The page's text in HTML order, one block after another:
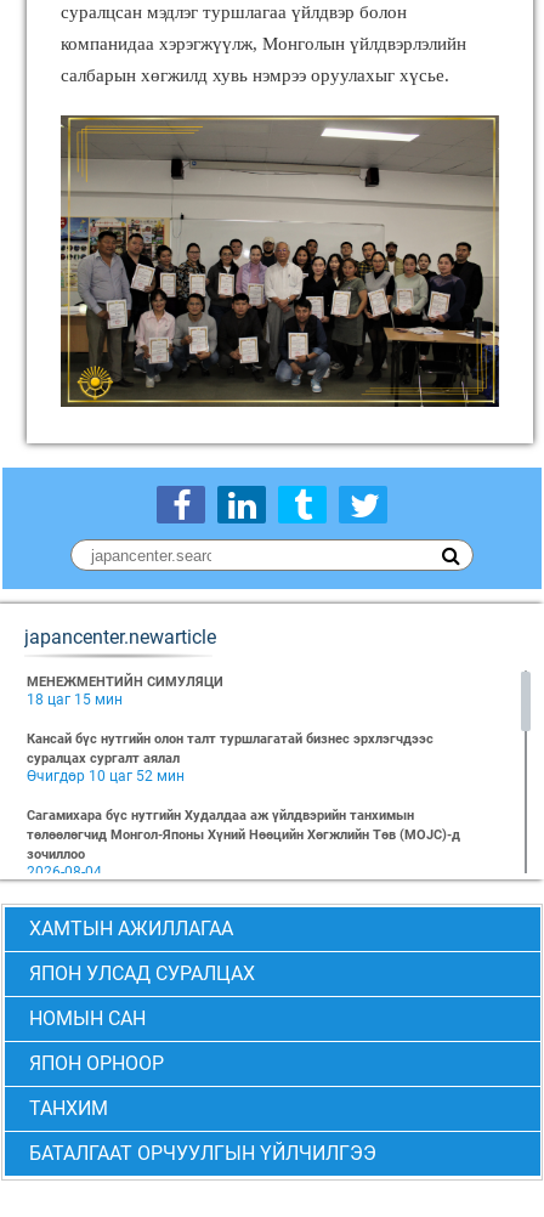
суралцсан мэдлэг туршлагаа үйлдвэр болон
компанидаа хэрэгжүүлж, Монголын үйлдвэрлэлийн
салбарын хөгжилд хувь нэмрээ оруулахыг хүсье.
japancenter.newarticle
МЕНЕЖМЕНТИЙН СИМУЛЯЦИ
18 цаг 15 мин
Кансай бүс нутгийн олон талт туршлагатай бизнес эрхлэгчдээс
суралцах сургалт аялал
Өчигдөр 10 цаг 52 мин
Сагамихара бүс нутгийн Худалдаа аж үйлдвэрийн танхимын
төлөөлөгчид Монгол-Японы Хүний Нөөцийн Хөгжлийн Төв (MOJC)-д
зочиллоо
2026-08-04
"БИЗНЕС БА ХҮНИЙ ЭРХ" Нээлттэй семинарын бүртгэл эхэллээ
2026-07-28
Global Value Chain Бизнесийн практик сургалт
2026 БИЗНЕСИЙН ҮНДСЭН СУРГАЛТ-PMP АНГИ 29 дэх элсэлт
2026-07-08
2026 БИЗНЕСИЙН ҮНДСЭН СУРГАЛТ-УДИРДЛАГЫН АНГИ 29 дэх элсэлт
2026-07-06
МОНГОЛ-ЯПОНЫ ТӨВИЙН БИЗНЕСИЙН ҮНДСЭН СУРГАЛТЫН 28 ДАХЬ
ЭЛСЭЛТИЙН “CEO” болон “PMP” АНГИЙН ТӨГСӨЛТ АМЖИЛТТАЙ БОЛЖ
ӨНДӨРЛӨВ
ХАМТЫН АЖИЛЛАГАА
ЯПОН УЛСАД СУРАЛЦАХ
НОМЫН САН
ЯПОН ОРНООР
ТАНХИМ
БАТАЛГААТ ОРЧУУЛГЫН ҮЙЛЧИЛГЭЭ